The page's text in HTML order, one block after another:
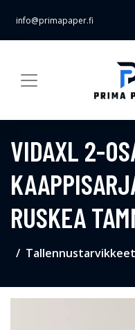
info@primapaper.fi
VIDAXL 2-
RUSKEA
Tallennustarvikkeet